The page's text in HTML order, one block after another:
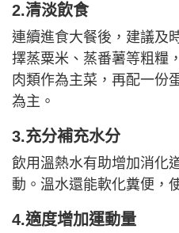
2.清淡飲食
連續進食大餐後，建議及
擇蒸粟米、蒸番薯等粗糧
肉類作為主菜，再配一份
為主。
3.充分補充水分
飲用溫熱水有助增加消化
動。溫水還能軟化糞便，
4.適度增加運動量